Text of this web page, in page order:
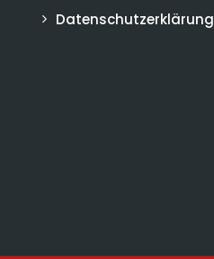
Datenschutzerklärung